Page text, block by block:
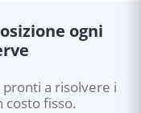
ogni
a risolvere i
costo fisso.